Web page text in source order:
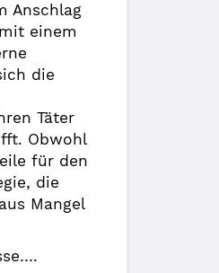
Anschlag
einem
die
Täter
Obwohl
für den
die
Mangel